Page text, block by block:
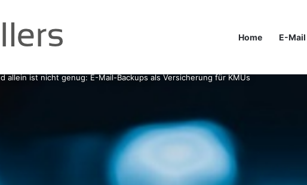
Home E-Mail
allein ist nicht genug: E-Mail-Backups als Versicherung für KMUs